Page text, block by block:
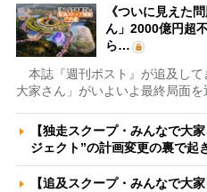
《ついに見えた
ん」2000億円超
ら…
本誌『週刊ポスト』が追及し
大家さん」がいよいよ最終局面を
【独走スクープ・みんなで大
ジェクト”の計画変更の裏で起
【追及スクープ・みんなで大